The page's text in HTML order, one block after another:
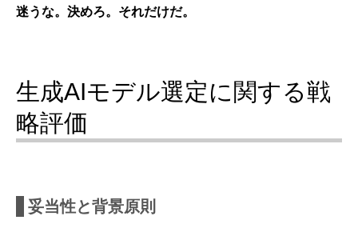
迷うな。決めろ。それだけだ。
生成AIモデル選定に関する戦
略評価
妥当性と背景原則